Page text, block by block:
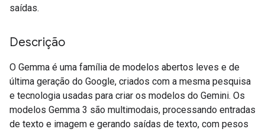
saídas.
Descrição
O Gemma é uma família de modelos abertos leves e de
última geração do Google, criados com a mesma pesquisa
e tecnologia usadas para criar os modelos do Gemini. Os
modelos Gemma 3 são multimodais, processando entradas
de texto e imagem e gerando saídas de texto, com pesos